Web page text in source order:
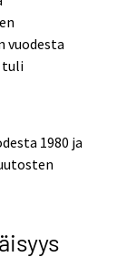
vuodesta
tuli
1980 ja